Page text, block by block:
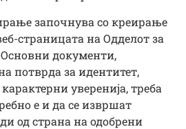
започнува со креирање
страницата на Одделот за
документи,
потврда за идентитет,
уверенија, треба
е и да се извршат
од страна на одобрени